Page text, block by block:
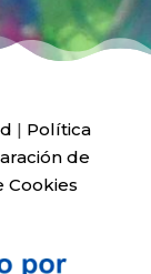
| Política
de
Cookies